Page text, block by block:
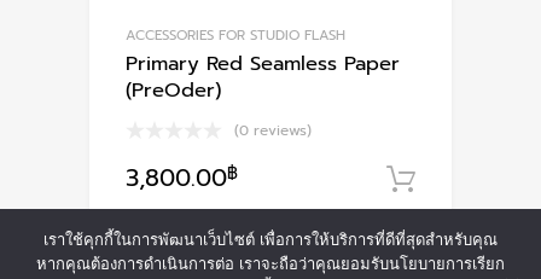
ACCESSORIES FOR STUDIO FLASH
Primary Red Seamless Paper
(PreOder)
(0 reviews)
3,800.00฿
เราใช้คุกกี้ในการพัฒนาเว็บไซต์ เพื่อการให้บริการที่ดีที่สุดสำหรับคุณ
หากคุณต้องการดำเนินการต่อ เราจะถือว่าคุณยอมรับนโยบายการเรียก